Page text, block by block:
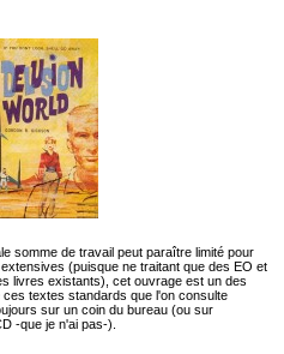
somme de travail peut paraître limité pour
(puisque ne traitant que des EO et
livres existants), cet ouvrage est un des
textes standards que l'on consulte
sur un coin du bureau (ou sur
-que je n'ai pas-).